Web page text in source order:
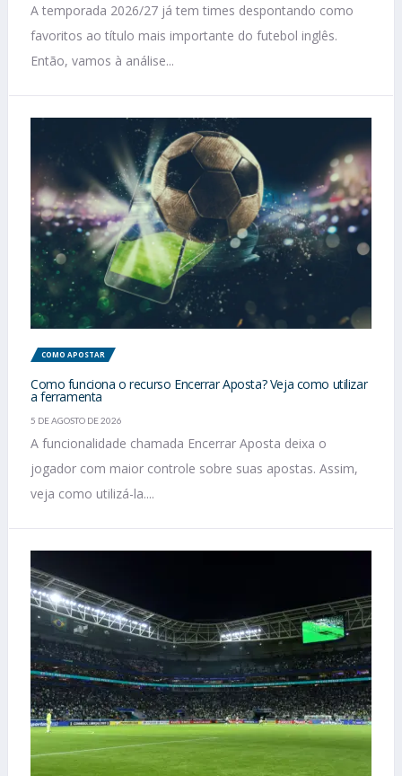
A temporada 2026/27 já tem times despontando como
favoritos ao título mais importante do futebol inglês.
Então, vamos à análise...
COMO APOSTAR
Como funciona o recurso Encerrar Aposta? Veja como utilizar
a ferramenta
5 DE AGOSTO DE 2026
A funcionalidade chamada Encerrar Aposta deixa o
jogador com maior controle sobre suas apostas. Assim,
veja como utilizá-la....